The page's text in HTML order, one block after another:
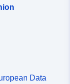
Data